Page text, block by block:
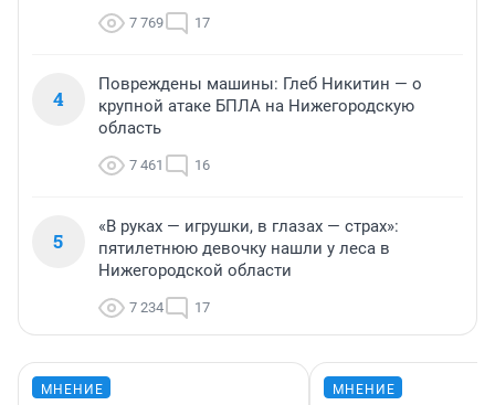
7 769 17
4
Повреждены машины: Глеб Никитин — о
крупной атаке БПЛА на Нижегородскую
область
7 461 16
5
«В руках — игрушки, в глазах — страх»:
пятилетнюю девочку нашли у леса в
Нижегородской области
7 234 17
МНЕНИЕ МНЕНИЕ